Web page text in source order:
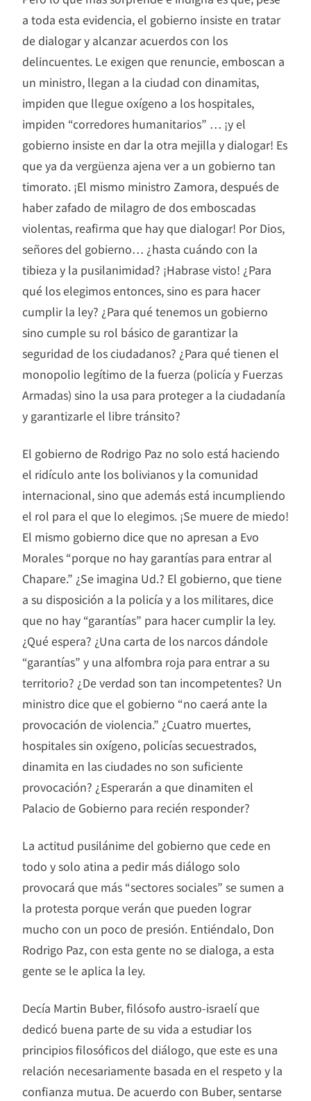
a toda esta evidencia, el gobierno insiste en tratar
de dialogar y alcanzar acuerdos con los
delincuentes. Le exigen que renuncie, emboscan a
un ministro, llegan a la ciudad con dinamitas,
impiden que llegue oxígeno a los hospitales,
impiden “corredores humanitarios” … ¡y el
gobierno insiste en dar la otra mejilla y dialogar! Es
que ya da vergüenza ajena ver a un gobierno tan
timorato. ¡El mismo ministro Zamora, después de
haber zafado de milagro de dos emboscadas
violentas, reafirma que hay que dialogar! Por Dios,
señores del gobierno… ¿hasta cuándo con la
tibieza y la pusilanimidad? ¡Habrase visto! ¿Para
qué los elegimos entonces, sino es para hacer
cumplir la ley? ¿Para qué tenemos un gobierno
sino cumple su rol básico de garantizar la
seguridad de los ciudadanos? ¿Para qué tienen el
monopolio legítimo de la fuerza (policía y Fuerzas
Armadas) sino la usa para proteger a la ciudadanía
y garantizarle el libre tránsito?
El gobierno de Rodrigo Paz no solo está haciendo
el ridículo ante los bolivianos y la comunidad
internacional, sino que además está incumpliendo
el rol para el que lo elegimos. ¡Se muere de miedo!
El mismo gobierno dice que no apresan a Evo
Morales “porque no hay garantías para entrar al
Chapare.” ¿Se imagina Ud.? El gobierno, que tiene
a su disposición a la policía y a los militares, dice
que no hay “garantías” para hacer cumplir la ley.
¿Qué espera? ¿Una carta de los narcos dándole
“garantías” y una alfombra roja para entrar a su
territorio? ¿De verdad son tan incompetentes? Un
ministro dice que el gobierno “no caerá ante la
provocación de violencia.” ¿Cuatro muertes,
hospitales sin oxígeno, policías secuestrados,
dinamita en las ciudades no son suficiente
provocación? ¿Esperarán a que dinamiten el
Palacio de Gobierno para recién responder?
La actitud pusilánime del gobierno que cede en
todo y solo atina a pedir más diálogo solo
provocará que más “sectores sociales” se sumen a
la protesta porque verán que pueden lograr
mucho con un poco de presión. Entiéndalo, Don
Rodrigo Paz, con esta gente no se dialoga, a esta
gente se le aplica la ley.
Decía Martin Buber, filósofo austro-israelí que
dedicó buena parte de su vida a estudiar los
principios filosóficos del diálogo, que este es una
relación necesariamente basada en el respeto y la
confianza mutua. De acuerdo con Buber, sentarse